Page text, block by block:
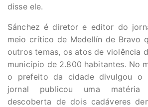
disse ele.
Sánchez é diretor e editor do
meio crítico de Medellín de Bravo
outros temas, os atos de violência
município de 2.800 habitantes. No
o prefeito da cidade divulgou o
jornal publicou uma matéria
descoberta de dois cadáveres